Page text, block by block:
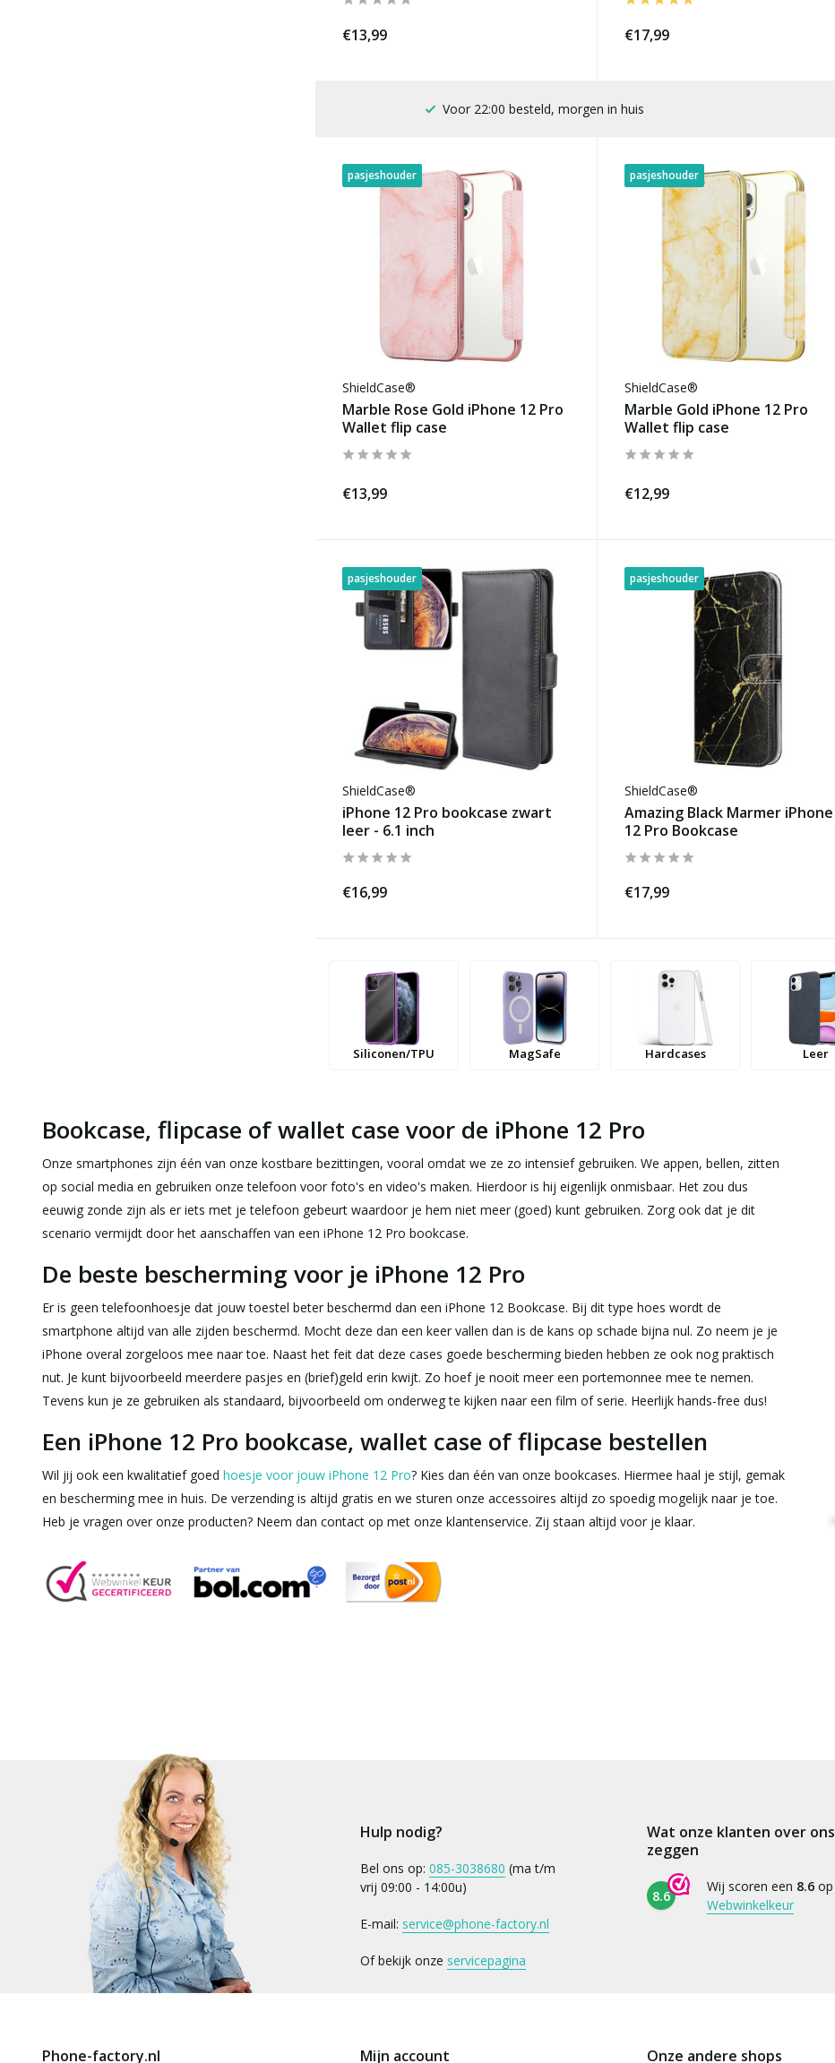
€13,99 €17,99
100 dagen bedenktijd
pasjeshouder
ShieldCase®
Marble Rose Gold iPhone 12 Pro
Wallet flip case
€13,99
pasjeshouder
ShieldCase®
Marble Gold iPhone 12 Pro
Wallet flip case
€12,99
pasjeshouder
ShieldCase®
iPhone 12 Pro bookcase zwart
leer - 6.1 inch
€16,99
pasjeshouder
ShieldCase®
Amazing Black Marmer iPhone
12 Pro Bookcase
€17,99
Siliconen/TPU MagSafe Hardcases Leer
Bookcase, flipcase of wallet case voor de iPhone 12 Pro
Onze smartphones zijn één van onze kostbare bezittingen, vooral omdat we ze zo intensief gebruiken. We appen, bellen, zitten
op social media en gebruiken onze telefoon voor foto's en video's maken. Hierdoor is hij eigenlijk onmisbaar. Het zou dus
eeuwig zonde zijn als er iets met je telefoon gebeurt waardoor je hem niet meer (goed) kunt gebruiken. Zorg ook dat je dit
scenario vermijdt door het aanschaffen van een iPhone 12 Pro bookcase.
De beste bescherming voor je iPhone 12 Pro
Er is geen telefoonhoesje dat jouw toestel beter beschermd dan een iPhone 12 Bookcase. Bij dit type hoes wordt de
smartphone altijd van alle zijden beschermd. Mocht deze dan een keer vallen dan is de kans op schade bijna nul. Zo neem je je
iPhone overal zorgeloos mee naar toe. Naast het feit dat deze cases goede bescherming bieden hebben ze ook nog praktisch
nut. Je kunt bijvoorbeeld meerdere pasjes en (brief)geld erin kwijt. Zo hoef je nooit meer een portemonnee mee te nemen.
Tevens kun je ze gebruiken als standaard, bijvoorbeeld om onderweg te kijken naar een film of serie. Heerlijk hands-free dus!
Een iPhone 12 Pro bookcase, wallet case of flipcase bestellen
Wil jij ook een kwalitatief goed hoesje voor jouw iPhone 12 Pro? Kies dan één van onze bookcases. Hiermee haal je stijl, gemak
en bescherming mee in huis. De verzending is altijd gratis en we sturen onze accessoires altijd zo spoedig mogelijk naar je toe.
Heb je vragen over onze producten? Neem dan contact op met onze klantenservice. Zij staan altijd voor je klaar.
Hulp nodig?
Bel ons op: 085-3038680 (ma t/m
vrij 09:00 - 14:00u)
E-mail: service@phone-factory.nl
Of bekijk onze servicepagina
Wat onze klanten over ons
zeggen
8.6
Wij scoren een 8.6 op
Webwinkelkeur
Phone-factory.nl Mijn account Onze andere shops